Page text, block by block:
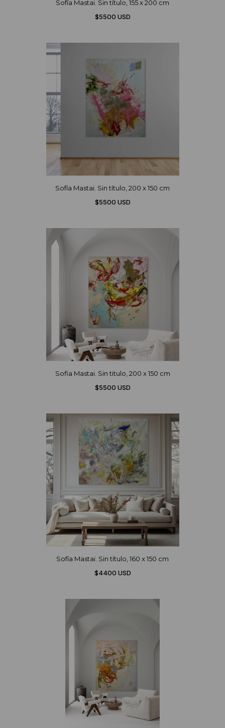
Sofía Mastai. Sin título, 155 x 200 cm
$5500 USD
Sofía Mastai. Sin título, 200 x 150 cm
$5500 USD
Sofia Mastai. Sin titulo, 200 x 150 cm
$5500 USD
Sofía Mastai. Sin título, 160 x 150 cm
$4400 USD